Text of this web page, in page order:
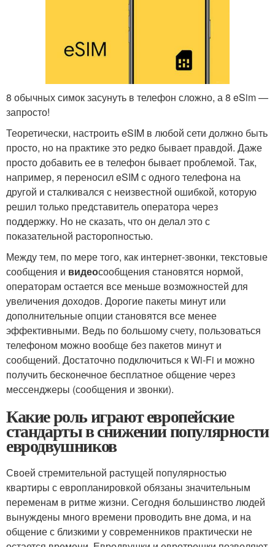
8 обычных симок засунуть в телефон сложно, а 8 eSim —
запросто!
Теоретически, настроить eSIM в любой сети должно быть
просто, но на практике это редко бывает правдой. Даже
просто добавить ее в телефон бывает проблемой. Так,
например, я переносил eSIM с одного телефона на
другой и сталкивался с неизвестной ошибкой, которую
решил только представитель оператора через
поддержку. Но не сказать, что он делал это с
показательной расторопностью.
Между тем, по мере того, как интернет-звонки, текстовые
сообщения и видеосообщения становятся нормой,
операторам остается все меньше возможностей для
увеличения доходов. Дорогие пакеты минут или
дополнительные опции становятся все менее
эффективными. Ведь по большому счету, пользоваться
телефоном можно вообще без пакетов минут и
сообщений. Достаточно подключиться к Wi-Fi и можно
получить бесконечное бесплатное общение через
мессенджеры (сообщения и звонки).
Какие роль играют европейские
стандарты в снижении популярности
евродвушников
Своей стремительной растущей популярностью
квартиры с европланировкой обязаны значительным
переменам в ритме жизни. Сегодня большинство людей
вынуждены много времени проводить вне дома, и на
общение с близкими у современников практически не